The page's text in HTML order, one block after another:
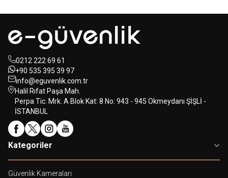
0212 222 69 61
+90 535 395 39 97
info@eguvenlik.com.tr
Halil Rıfat Paşa Mah.
Perpa Tic. Mrk. A Blok Kat: 8 No: 943 - 945 Okmeydanı ŞİŞLİ -
İSTANBUL
Kategoriler
Güvenlik Kameraları